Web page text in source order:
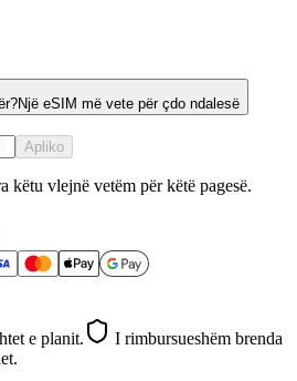
Një eSIM më vete për çdo ndalesë
Apliko
këtu vlejnë vetëm për këtë pagesë.
e planit.
I rimbursueshëm brenda